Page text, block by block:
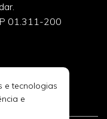
01.311-200
e tecnologias
e